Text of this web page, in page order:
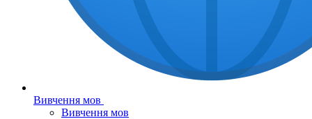
Вивчення мов
Вивчення мов